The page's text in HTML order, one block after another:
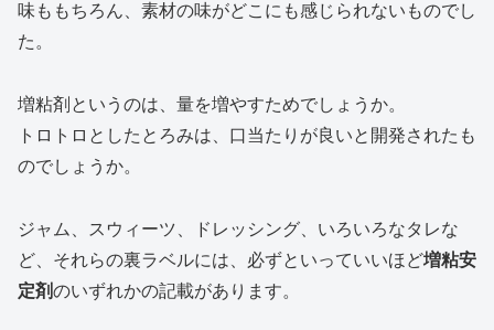
味ももちろん、素材の味がどこにも感じられないものでし
た。
増粘剤というのは、量を増やすためでしょうか。
トロトロとしたとろみは、口当たりが良いと開発されたも
のでしょうか。
ジャム、スウィーツ、ドレッシング、いろいろなタレな
ど、それらの裏ラベルには、必ずといっていいほど増粘安
定剤のいずれかの記載があります。